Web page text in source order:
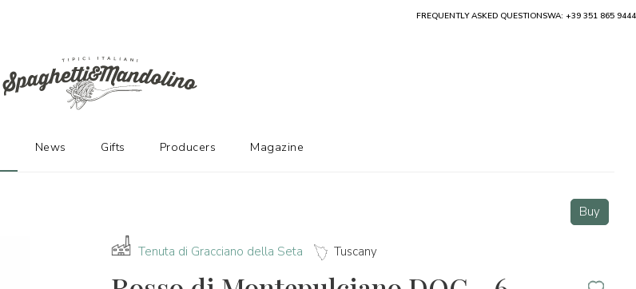
Buy
Tenuta di Gracciano della Seta Tuscany
FREQUENTLY ASKED QUESTIONSWA: +39 351 865 9444
News Gifts Producers Magazine